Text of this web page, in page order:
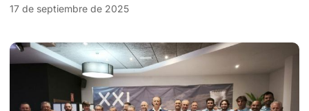
17 de septiembre de 2025